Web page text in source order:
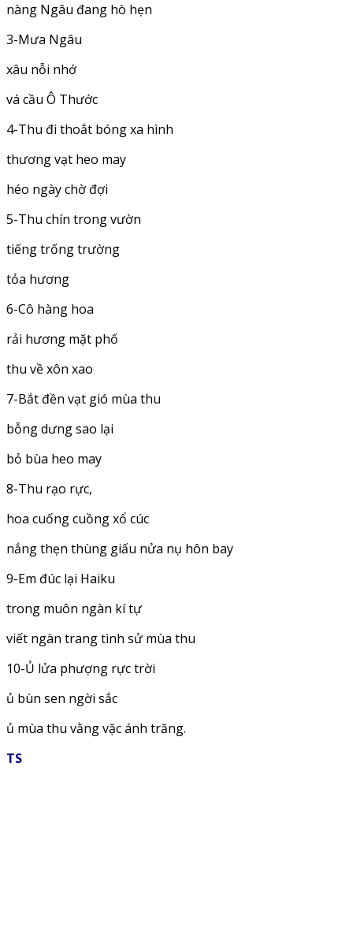
nàng Ngâu đang hò hẹn
3-Mưa Ngâu
xâu nỗi nhớ
vá cầu Ô Thước
4-Thu đi thoắt bóng xa hình
thương vạt heo may
héo ngày chờ đợi
5-Thu chín trong vườn
tiếng trống trường
tỏa hương
6-Cô hàng hoa
rải hương mặt phố
thu về xôn xao
7-Bắt đền vạt gió mùa thu
bỗng dưng sao lại
bỏ bùa heo may
8-Thu rạo rực,
hoa cuống cuồng xổ cúc
nắng thẹn thùng giấu nửa nụ hôn bay
9-Em đúc lại Haiku
trong muôn ngàn kí tự
viết ngàn trang tình sử mùa thu
10-Ủ lửa phượng rực trời
ủ bùn sen ngời sắc
ủ mùa thu vằng vặc ánh trăng.
TS